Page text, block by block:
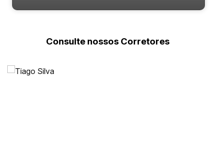
Consulte nossos Corretores